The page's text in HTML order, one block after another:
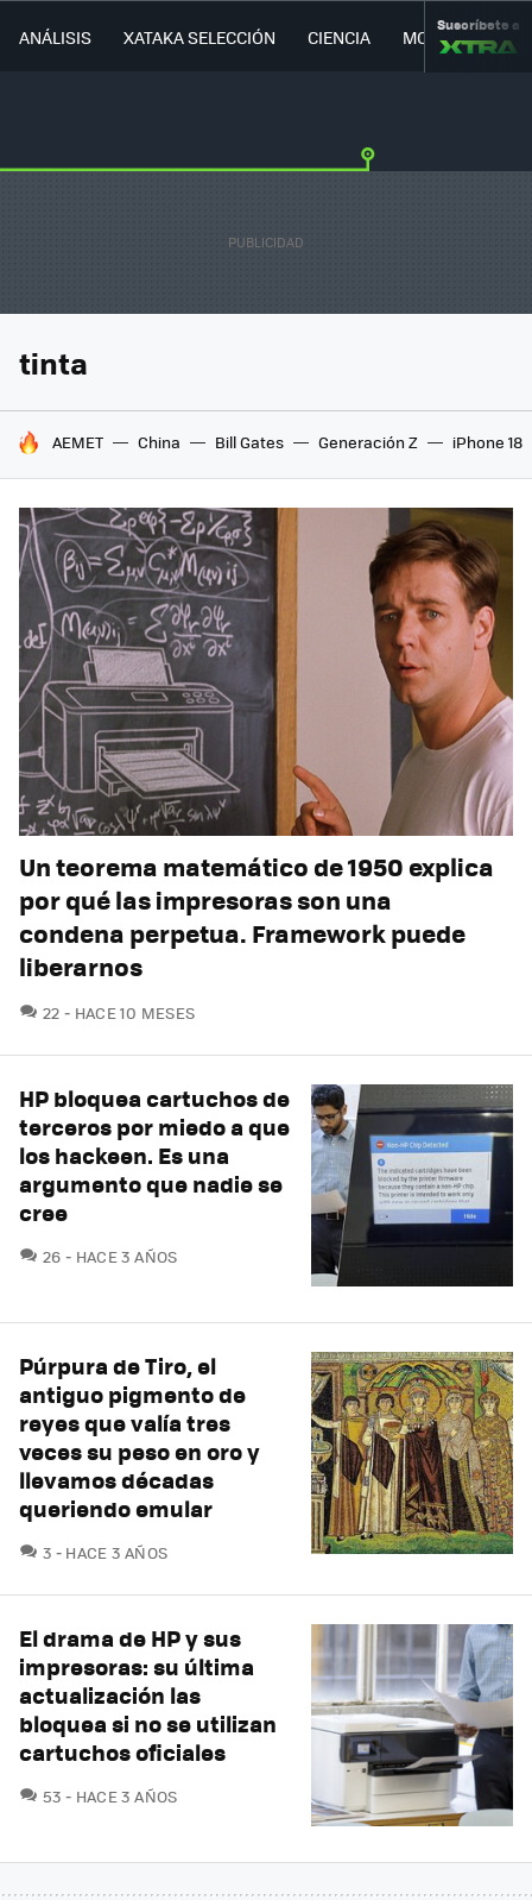
ANÁLISIS XATAKA SELECCIÓN CIENCIA MOVILIDAD
Suscríbete a
tinta
HOY SE HABLA DE
AEMET China Bill Gates Generación Z iPhone 18
Un teorema matemático de 1950 explica
por qué las impresoras son una
condena perpetua. Framework puede
liberarnos
22 COMENTARIOS
HACE 10 MESES
HP bloquea cartuchos de
terceros por miedo a que
los hackeen. Es una
argumento que nadie se
cree
26 COMENTARIOS
HACE 3 AÑOS
Púrpura de Tiro, el
antiguo pigmento de
reyes que valía tres
veces su peso en oro y
llevamos décadas
queriendo emular
3 COMENTARIOS
HACE 3 AÑOS
El drama de HP y sus
impresoras: su última
actualización las
bloquea si no se utilizan
cartuchos oficiales
53 COMENTARIOS
HACE 3 AÑOS